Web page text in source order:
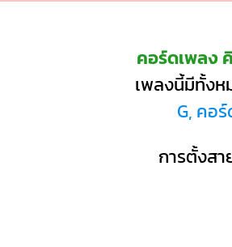
คอร์ดเพลง
เพลงนี้มีทั้งห
G, คอ
การตั้งสา